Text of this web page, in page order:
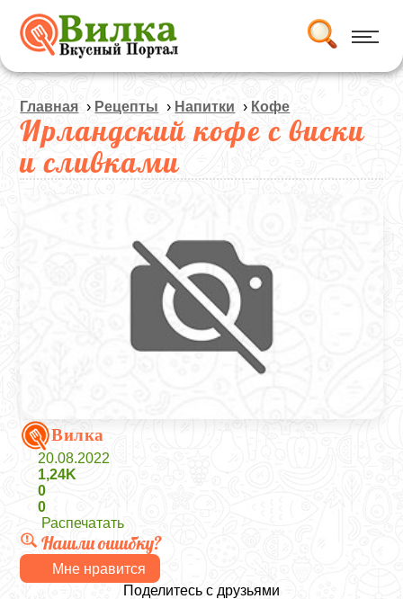
Главная › Рецепты › Напитки › Кофе
Ирландский кофе с виски
и сливками
Вилка
20.08.2022
1,24K
0
0
Распечатать
Нашли ошибку?
Мне нравится
Поделитесь с друзьями